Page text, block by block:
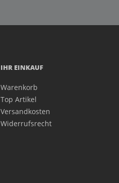
IHR EINKAUF
Warenkorb
Top Artikel
Versandkosten
Widerrufsrecht